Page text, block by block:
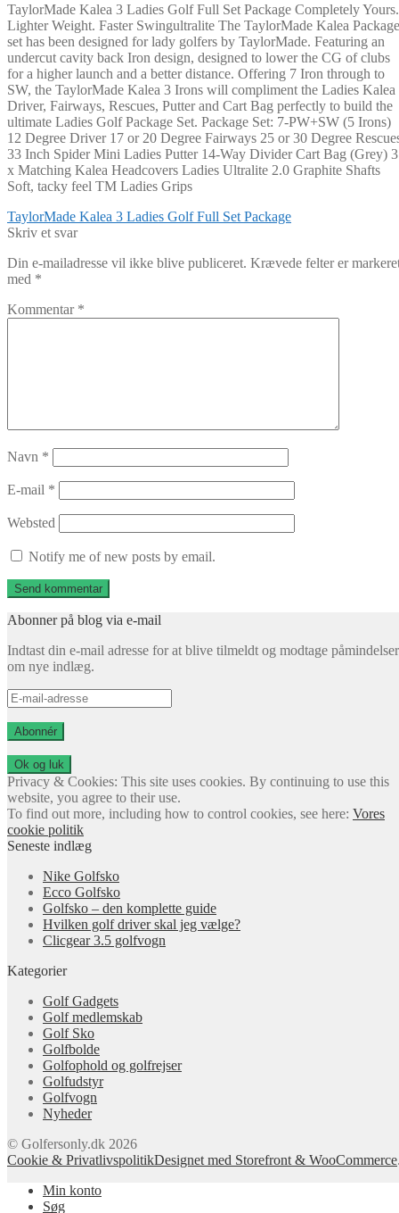
TaylorMade Kalea 3 Ladies Golf Full Set Package Completely Yours.
Lighter Weight. Faster Swingultralite The TaylorMade Kalea Package
set has been designed for lady golfers by TaylorMade. Featuring an
undercut cavity back Iron design, designed to lower the CG of clubs
for a higher launch and a better distance. Offering 7 Iron through to
SW, the TaylorMade Kalea 3 Irons will compliment the Ladies Kalea
Driver, Fairways, Rescues, Putter and Cart Bag perfectly to build the
ultimate Ladies Golf Package Set. Package Set: 7-PW+SW (5 Irons)
12 Degree Driver 17 or 20 Degree Fairways 25 or 30 Degree
33 Inch Spider Mini Ladies Putter 14-Way Divider Cart Bag (Grey) 3
x Matching Kalea Headcovers Ladies Ultralite 2.0 Graphite Shafts
Soft, tacky feel TM Ladies Grips
Indlægsnavigation
Forrige
indlæg:
TaylorMade Kalea 3 Ladies Golf Full Set Package
Skriv et svar
Din e-mailadresse vil ikke blive publiceret. Krævede felter er
med *
Kommentar *
Navn *
E-mail *
Websted
Notify me of new posts by email.
Abonner på blog via e-mail
Indtast din e-mail adresse for at blive tilmeldt og modtage påmindelser
om nye indlæg.
E-
mail-
adresse
Abonnér
Privacy & Cookies: This site uses cookies. By continuing to use this
website, you agree to their use.
To find out more, including how to control cookies, see here: Vores
cookie politik
Seneste indlæg
Nike Golfsko
Ecco Golfsko
Golfsko – den komplette guide
Hvilken golf driver skal jeg vælge?
Clicgear 3.5 golfvogn
Kategorier
Golf Gadgets
Golf medlemskab
Golf Sko
Golfbolde
Golfophold og golfrejser
Golfudstyr
Golfvogn
Nyheder
© Golfersonly.dk 2026
Cookie & PrivatlivspolitikDesignet med Storefront & WooCommerce
Min konto
Søg